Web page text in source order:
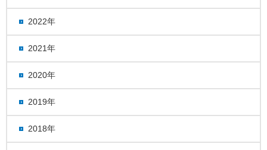
2022年
2021年
2020年
2019年
2018年